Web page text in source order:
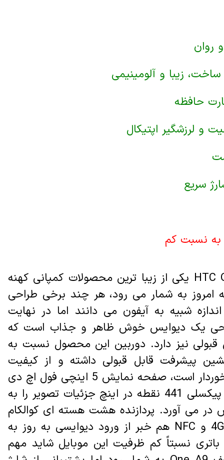
روان
زیبا و آلومینیمی
حافظه
و لرزشگیر اپتیکال
سریع
به نسبت کم
موبایل HTC One A9 یکی از زیبا ترین محصولات کمپانی کهنه
به امروز به شمار می رود، هر چند برخی طراحی
شبیه به آیفون می دانند اما در نهایت
یک دیوایس خوش ظاهر و جذاب است که
نیز دارد. دوربین این محصول نسبت به
پیشرفت قابل قبولی داشته و از کیفیت
بسیار خوبی برخوردار است، صفحه نمایش 5 اینچی فول اچ دی
آن هم با تراکم پیکسلی 441 نقطه در اینچ جزئیات تصویر را به
در می آورد. پردازنده هشت هسته ای کوالکام
و پشتیبانی از 4G و NFC هم خبر از ورود دیوایسی به روز به
باتری نسبتاً کم ظرفیت این موبایل شاید مهم